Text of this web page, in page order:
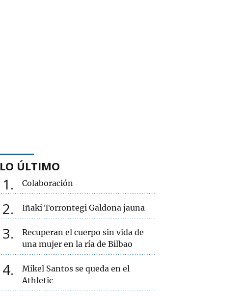
LO ÚLTIMO
1 Colaboración
2 Iñaki Torrontegi Galdona jauna
3
Recuperan el cuerpo sin vida de
una mujer en la ría de Bilbao
4
Mikel Santos se queda en el
Athletic